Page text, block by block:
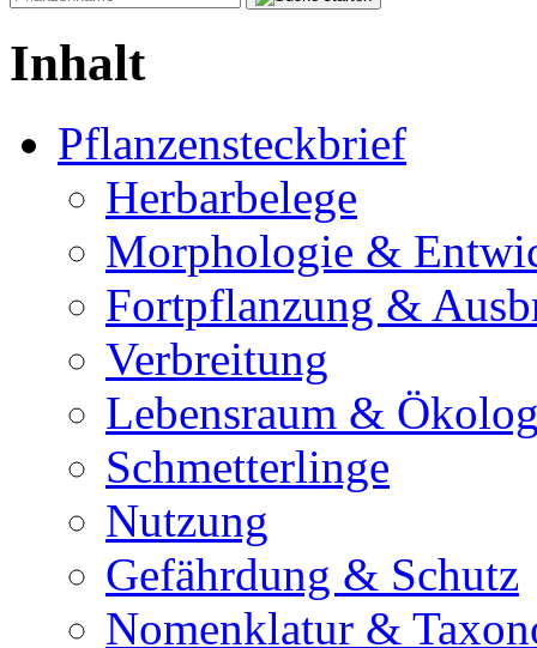
Inhalt
Pflanzensteckbrief
Herbarbelege
Morphologie &
Fortpflanzung &
Verbreitung
Lebensraum &
Schmetterlinge
Nutzung
Gefährdung & Schutz
Nomenklatur &